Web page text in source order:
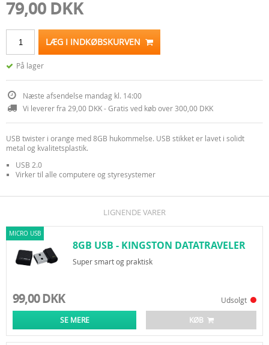
79,00 DKK
LÆG I INDKØBSKURVEN
På lager
Næste afsendelse mandag kl. 14:00
Vi leverer fra 29,00 DKK - Gratis ved køb over 300,00 DKK
USB twister i orange med 8GB hukommelse. USB stikket er lavet i solidt
metal og kvalitetsplastik.
USB 2.0
Virker til alle computere og styresystemer
LIGNENDE VARER
MICRO USB
8GB USB - KINGSTON DATATRAVELER
MICRO
Super smart og praktisk
99,00 DKK Udsolgt
SE MERE KØB